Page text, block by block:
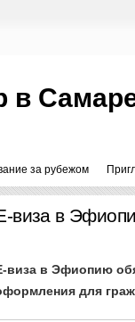
в
за рубежом
виза в
виза в Эфиопию
для